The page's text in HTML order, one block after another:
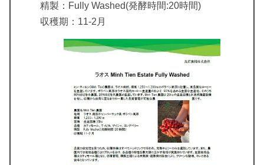
精製：Fully Washed(発酵時間:20時間)
収穫期：11-2月